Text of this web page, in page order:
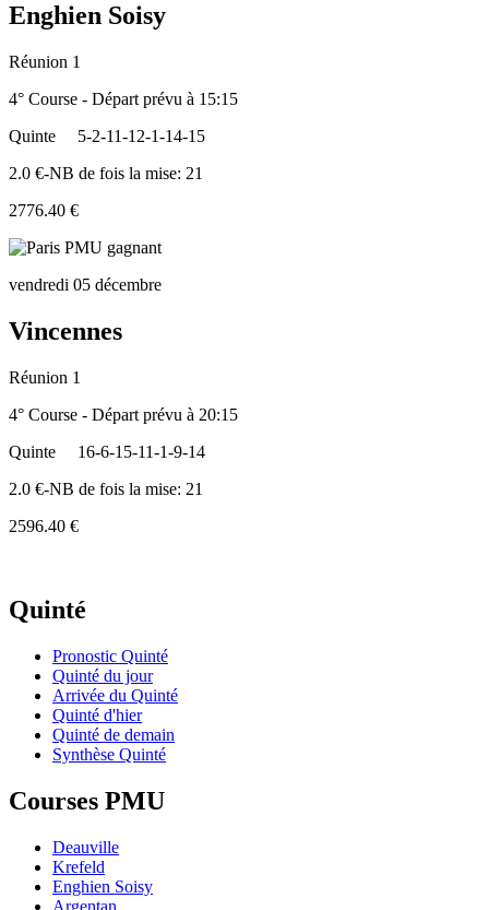
Enghien Soisy
Réunion 1
4° Course - Départ prévu à 15:15
Quinte
5-2-11-12-1-14-15
2.0 €-NB de fois la mise: 21
2776.40 €
vendredi 05 décembre
Vincennes
Réunion 1
4° Course - Départ prévu à 20:15
Quinte
16-6-15-11-1-9-14
2.0 €-NB de fois la mise: 21
2596.40 €
Quinté
Pronostic Quinté
Quinté du jour
Arrivée du Quinté
Quinté d'hier
Quinté de demain
Synthèse Quinté
Courses PMU
Deauville
Krefeld
Enghien Soisy
Argentan